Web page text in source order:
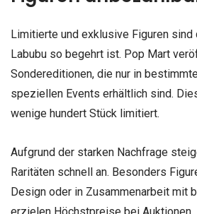
Limitierte und exklusive Figuren sind
Labubu so begehrt ist. Pop Mart
Sondereditionen, die nur in
speziellen Events erhältlich sind.
wenige hundert Stück limitiert.
Aufgrund der starken Nachfrage
Raritäten schnell an. Besonders
Design oder in Zusammenarbeit mit